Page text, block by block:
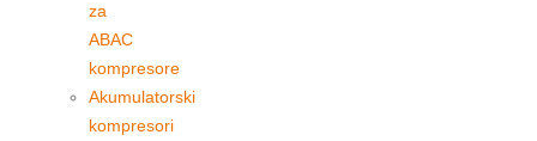
za
ABAC
kompresore
Akumulatorski
kompresori